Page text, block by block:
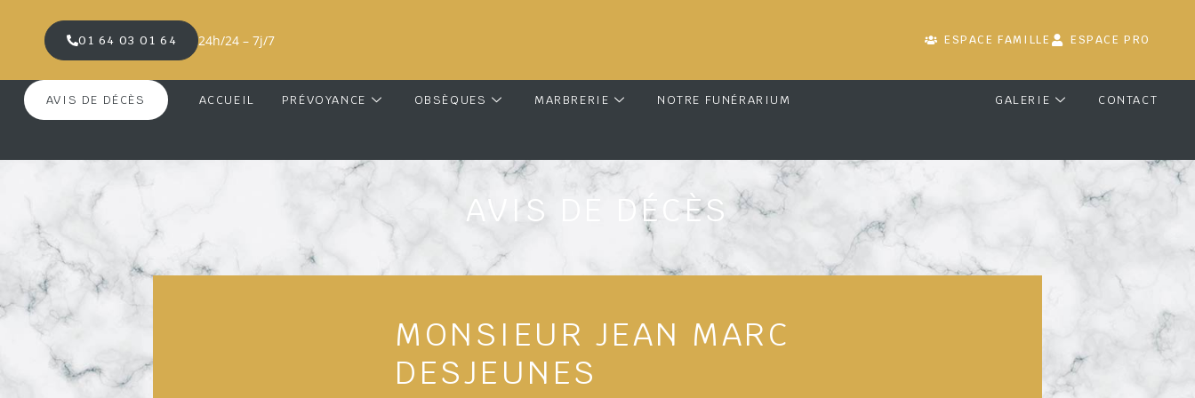
01 64 03 01 64 24h/24 – 7j/7 ESPACE FAMILLE ESPACE PRO
AVIS DE DÉCÈS ACCUEIL PRÉVOYANCE OBSÈQUES MARBRERIE NOTRE FUNÉRARIUM GALERIE CONTACT
AVIS DE DÉCÈS
MONSIEUR JEAN MARC
DESJEUNES